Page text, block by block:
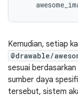
Kemudian, setiap
@drawable/
sesuai
sumber daya
tersebut, sistem